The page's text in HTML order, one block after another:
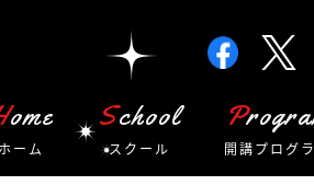
Home
ホーム
School
スクール 開講プログ